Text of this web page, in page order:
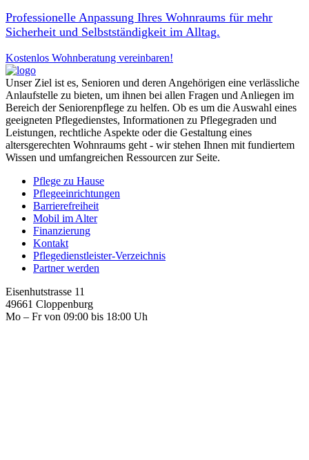
Professionelle Anpassung Ihres Wohnraums für mehr
Sicherheit und Selbstständigkeit im Alltag.
Kostenlos Wohnberatung vereinbaren!
Unser Ziel ist es, Senioren und deren Angehörigen eine verlässliche
Anlaufstelle zu bieten, um ihnen bei allen Fragen und Anliegen im
Bereich der Seniorenpflege zu helfen. Ob es um die Auswahl eines
geeigneten Pflegedienstes, Informationen zu Pflegegraden und
Leistungen, rechtliche Aspekte oder die Gestaltung eines
altersgerechten Wohnraums geht - wir stehen Ihnen mit fundiertem
Wissen und umfangreichen Ressourcen zur Seite.
Pflege zu Hause
Pflegeeinrichtungen
Barrierefreiheit
Mobil im Alter
Finanzierung
Kontakt
Pflegedienstleister-Verzeichnis
Partner werden
Eisenhutstrasse 11
49661 Cloppenburg
Mo – Fr von 09:00 bis 18:00 Uh